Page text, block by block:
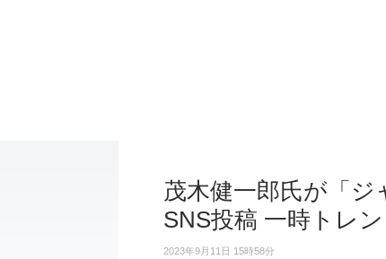
茂木健一郎氏が「
SNS投稿 一時トレン
2023年9月11日 15時58分